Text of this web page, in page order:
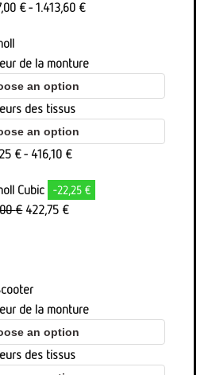
€-1.413,60 €
de la monture
des tissus
€- 416,10 €
Cubic -22,25 €
€ Le
de
:
445,00
€.
422,75 €Aktueller
de la monture
des tissus